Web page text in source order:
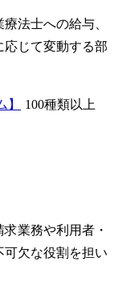
法士への給与、
応じて変動する部
】
100種類以上
業務や利用者・
欠な役割を担い